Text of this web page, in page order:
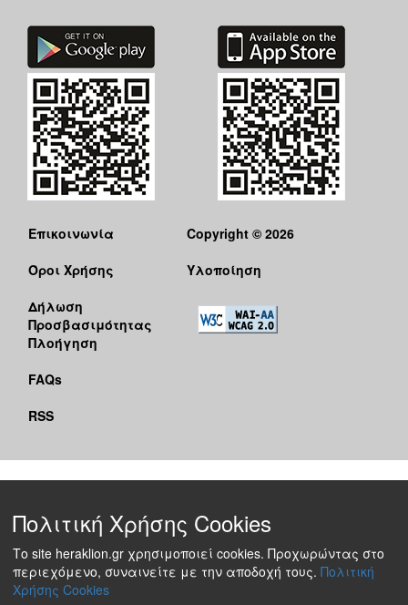
Επικοινωνία
Όροι Χρήσης
Δήλωση
Προσβασιμότητας
Πλοήγηση
FAQs
RSS
Copyright © 2026
Υλοποίηση
Πολιτική Χρήσης Cookies
Το site heraklion.gr χρησιμοποιεί cookies. Προχωρώντας στο
περιεχόμενο, συναινείτε με την αποδοχή τους. Πολιτική
Χρήσης Cookies